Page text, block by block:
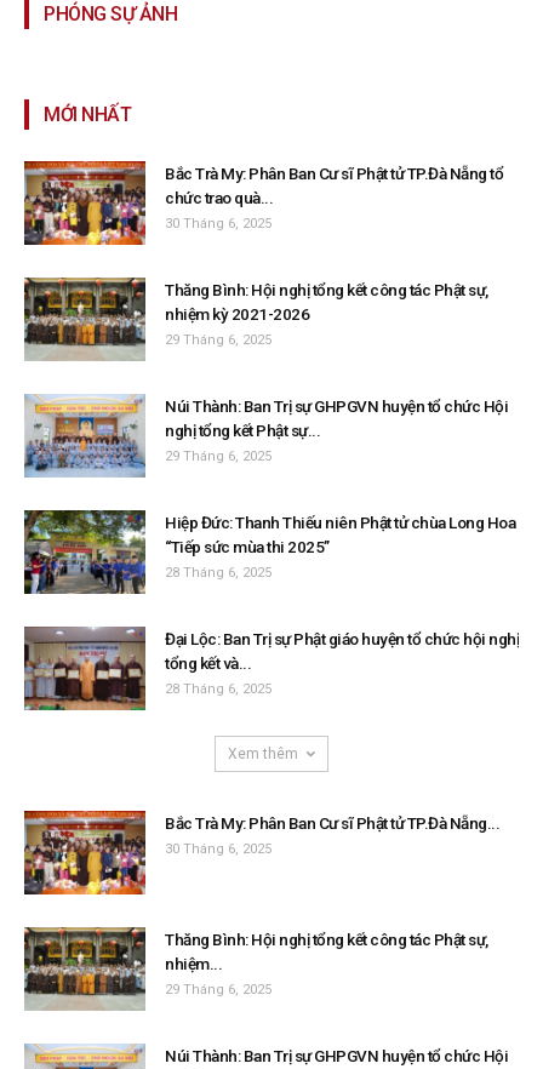
PHÓNG SỰ ẢNH
MỚI NHẤT
Bắc Trà My: Phân Ban Cư sĩ Phật tử TP.Đà Nẵng tổ
chức trao quà...
30 Tháng 6, 2025
Thăng Bình: Hội nghị tổng kết công tác Phật sự,
nhiệm kỳ 2021-2026
29 Tháng 6, 2025
Núi Thành: Ban Trị sự GHPGVN huyện tổ chức Hội
nghị tổng kết Phật sự...
29 Tháng 6, 2025
Hiệp Đức: Thanh Thiếu niên Phật tử chùa Long Hoa
“Tiếp sức mùa thi 2025”
28 Tháng 6, 2025
Đại Lộc: Ban Trị sự Phật giáo huyện tổ chức hội nghị
tổng kết và...
28 Tháng 6, 2025
Xem thêm
Bắc Trà My: Phân Ban Cư sĩ Phật tử TP.Đà Nẵng...
30 Tháng 6, 2025
Thăng Bình: Hội nghị tổng kết công tác Phật sự,
nhiệm...
29 Tháng 6, 2025
Núi Thành: Ban Trị sự GHPGVN huyện tổ chức Hội